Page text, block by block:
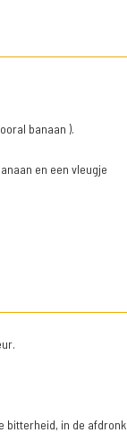
banaan ).
en een vleugje
bitterheid, in de afdronk